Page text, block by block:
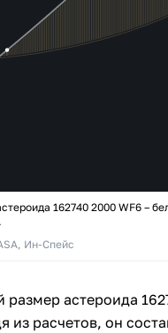
162740 2000 WF6 –
Ин-Спейс
астероида
из расчетов, он